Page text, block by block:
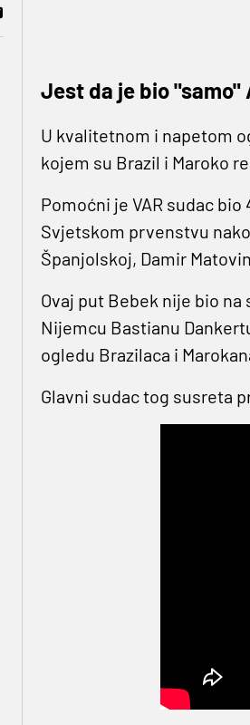
Jest da je bio "samo"
U kvalitetnom i napetom
kojem su Brazil i Maroko
Pomoćni je VAR sudac
Svjetskom prvenstvu
Španjolskoj, Damir
Ovaj put Bebek nije bio
Nijemcu Bastianu
ogledu Brazilaca i
Glavni sudac tog susreta